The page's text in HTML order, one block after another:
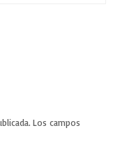
Los campos